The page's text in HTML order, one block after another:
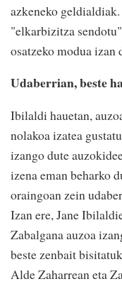
azkeneko
"elkarbizitza
osatzeko modua
Udaberrian, beste
Ibilaldi hauetan,
nolakoa izatea
izango dute
izena eman beharko
oraingoan zein
Izan ere, Jane
Zabalgana auzoa
beste zenbait
Alde Zaharrean eta